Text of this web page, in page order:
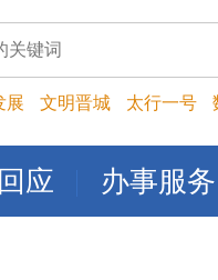
展 文明晋城 太行一号
应 办事服务